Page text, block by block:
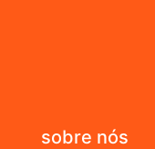
sobre nós